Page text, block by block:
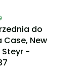
do
Case, New
Steyr -